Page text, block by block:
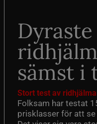
Dyraste
sämst i
Stort test av
Folksam har testat
prisklasser för att